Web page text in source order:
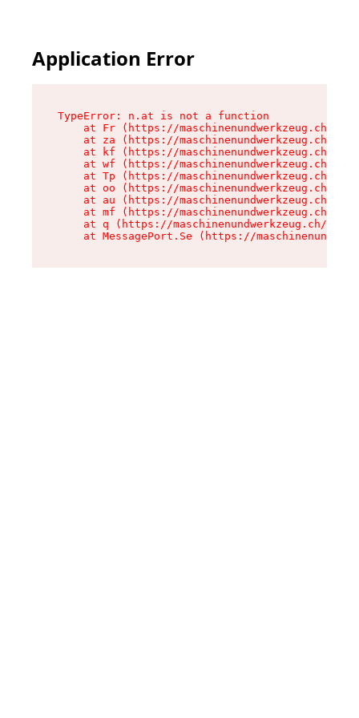
Application Error
TypeError: n.at is not a function
at Fr (https://maschinenundwerkzeug.ch/
at za (https://maschinenundwerkzeug.ch/
at kf (https://maschinenundwerkzeug.ch/
at wf (https://maschinenundwerkzeug.ch/
at Tp (https://maschinenundwerkzeug.ch/
at oo (https://maschinenundwerkzeug.ch/
at au (https://maschinenundwerkzeug.ch/
at mf (https://maschinenundwerkzeug.ch/
at q (https://maschinenundwerkzeug.ch/
at MessagePort.Se (https://